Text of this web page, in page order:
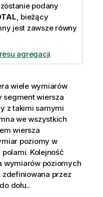
podany
, bieżący
jest zawsze równy
agregacji
wiele wymiarów
segment wiersza
z takimi samymi
we wszystkich
wiersza
poziomy w
Kolejność
wymiarów poziomych
przez
dołu..